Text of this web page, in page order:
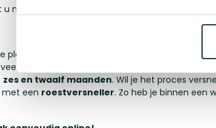
naar een de mogelijkheden!
plantenbakken vaak nog
antraciet van kleur
twee weken en je ziet na ongeveer zes weken
zes en twaalf maanden. Wil je het proces
met een roestversneller. Zo heb je binnen een